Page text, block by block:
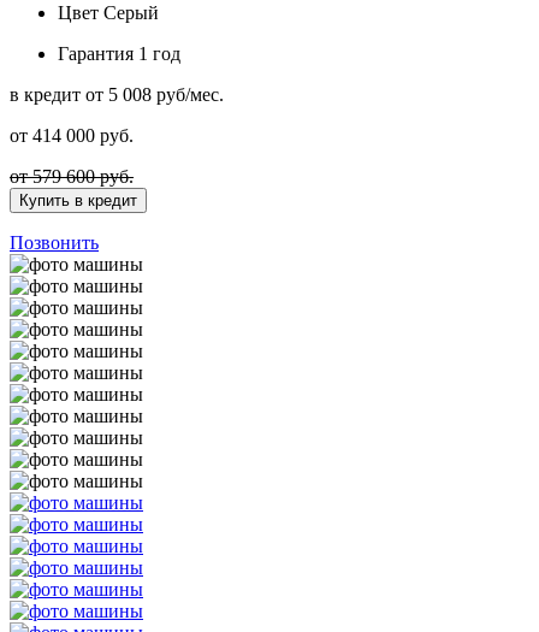
Цвет Серый
Гарантия 1 год
в кредит от 5 008 руб/мес.
от 414 000 руб.
от 579 600 руб.
Купить в кредит
Позвонить